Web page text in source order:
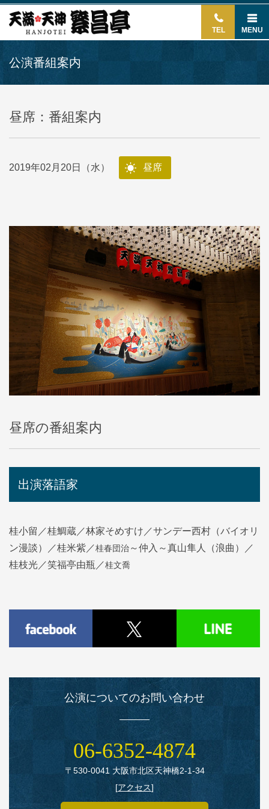
TEL MENU
公演番組案内
昼席：番組案内
2019年02月20日（水） 昼席
昼席の番組案内
出演落語家
桂小留／桂鯛蔵／林家そめすけ／サンデー西村（バイオリ
ン漫談）／桂米紫／桂春団治～仲入～真山隼人（浪曲）／
桂枝光／笑福亭由瓶／桂文喬
公演についてのお問い合わせ
06‑6352‑4874
〒530‑0041 大阪市北区天神橋2‑1‑34
[アクセス]